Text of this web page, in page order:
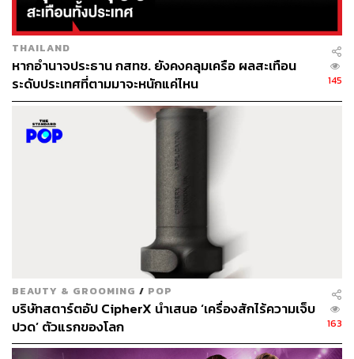
Persuasive Communication Strategy Canvas
เครื่องมือที่ ดร. ศรีหทัย สร้างขึ้นมาจากประสบการณ์
ทำงานและจากการศึกษาเพื่อปรับให้เข้ากับคนที่ยังไม่
ชำนาญ ให้เริ่มต้นและนำไปสู่การพิทชิงได้อย่างมี
ประสิทธิภาพสูงสุด โดยจะมีหัวข้อหลักๆ ที่เราควรรู้ก่อนจะ
เข้าสู่สนามพิทชิงดังนี้
THAILAND
หากอำนาจประธาน กสทช. ยังคงคลุมเครือ ผลสะเทือน
ระดับประเทศที่ตามมาจะหนักแค่ไหน
145
BEAUTY & GROOMING / POP
บริษัทสตาร์ตอัป CipherX นำเสนอ ‘เครื่องสักไร้ความเจ็บ
ปวด’ ตัวแรกของโลก
163